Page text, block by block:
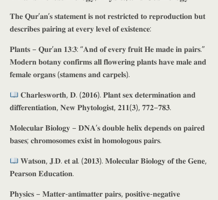
𝐓𝐡𝐞 𝐐𝐮𝐫’𝐚𝐧’𝐬 𝐬𝐭𝐚𝐭𝐞𝐦𝐞𝐧𝐭 𝐢𝐬 𝐧𝐨𝐭 𝐫𝐞𝐬𝐭𝐫𝐢𝐜𝐭𝐞𝐝 𝐭𝐨 𝐫𝐞𝐩𝐫𝐨𝐝𝐮𝐜𝐭𝐢𝐨𝐧 𝐛𝐮𝐭
𝐝𝐞𝐬𝐜𝐫𝐢𝐛𝐞𝐬 𝐩𝐚𝐢𝐫𝐢𝐧𝐠 𝐚𝐭 𝐞𝐯𝐞𝐫𝐲 𝐥𝐞𝐯𝐞𝐥 𝐨𝐟 𝐞𝐱𝐢𝐬𝐭𝐞𝐧𝐜𝐞:
𝐏𝐥𝐚𝐧𝐭𝐬 – 𝐐𝐮𝐫’𝐚𝐧 𝟏𝟑:𝟑: “𝐀𝐧𝐝 𝐨𝐟 𝐞𝐯𝐞𝐫𝐲 𝐟𝐫𝐮𝐢𝐭 𝐇𝐞 𝐦𝐚𝐝𝐞 𝐢𝐧 𝐩𝐚𝐢𝐫𝐬.”
𝐌𝐨𝐝𝐞𝐫𝐧 𝐛𝐨𝐭𝐚𝐧𝐲 𝐜𝐨𝐧𝐟𝐢𝐫𝐦𝐬 𝐚𝐥𝐥 𝐟𝐥𝐨𝐰𝐞𝐫𝐢𝐧𝐠 𝐩𝐥𝐚𝐧𝐭𝐬 𝐡𝐚𝐯𝐞 𝐦𝐚𝐥𝐞 𝐚𝐧𝐝
𝐟𝐞𝐦𝐚𝐥𝐞 𝐨𝐫𝐠𝐚𝐧𝐬 (𝐬𝐭𝐚𝐦𝐞𝐧𝐬 𝐚𝐧𝐝 𝐜𝐚𝐫𝐩𝐞𝐥𝐬).
𝐂𝐡𝐚𝐫𝐥𝐞𝐬𝐰𝐨𝐫𝐭𝐡, 𝐃. (𝟐𝟎𝟏𝟔). 𝐏𝐥𝐚𝐧𝐭 𝐬𝐞𝐱 𝐝𝐞𝐭𝐞𝐫𝐦𝐢𝐧𝐚𝐭𝐢𝐨𝐧 𝐚𝐧𝐝
𝐝𝐢𝐟𝐟𝐞𝐫𝐞𝐧𝐭𝐢𝐚𝐭𝐢𝐨𝐧, 𝐍𝐞𝐰 𝐏𝐡𝐲𝐭𝐨𝐥𝐨𝐠𝐢𝐬𝐭, 𝟐𝟏𝟏(𝟑), 𝟕𝟕𝟐–𝟕𝟖𝟑.
𝐌𝐨𝐥𝐞𝐜𝐮𝐥𝐚𝐫 𝐁𝐢𝐨𝐥𝐨𝐠𝐲 – 𝐃𝐍𝐀’𝐬 𝐝𝐨𝐮𝐛𝐥𝐞 𝐡𝐞𝐥𝐢𝐱 𝐝𝐞𝐩𝐞𝐧𝐝𝐬 𝐨𝐧 𝐩𝐚𝐢𝐫𝐞𝐝
𝐛𝐚𝐬𝐞𝐬; 𝐜𝐡𝐫𝐨𝐦𝐨𝐬𝐨𝐦𝐞𝐬 𝐞𝐱𝐢𝐬𝐭 𝐢𝐧 𝐡𝐨𝐦𝐨𝐥𝐨𝐠𝐨𝐮𝐬 𝐩𝐚𝐢𝐫𝐬.
𝐖𝐚𝐭𝐬𝐨𝐧, 𝐉.𝐃. 𝐞𝐭 𝐚𝐥. (𝟐𝟎𝟏𝟑). 𝐌𝐨𝐥𝐞𝐜𝐮𝐥𝐚𝐫 𝐁𝐢𝐨𝐥𝐨𝐠𝐲 𝐨𝐟 𝐭𝐡𝐞 𝐆𝐞𝐧𝐞,
𝐏𝐞𝐚𝐫𝐬𝐨𝐧 𝐄𝐝𝐮𝐜𝐚𝐭𝐢𝐨𝐧.
𝐏𝐡𝐲𝐬𝐢𝐜𝐬 – 𝐌𝐚𝐭𝐭𝐞𝐫-𝐚𝐧𝐭𝐢𝐦𝐚𝐭𝐭𝐞𝐫 𝐩𝐚𝐢𝐫𝐬, 𝐩𝐨𝐬𝐢𝐭𝐢𝐯𝐞-𝐧𝐞𝐠𝐚𝐭𝐢𝐯𝐞